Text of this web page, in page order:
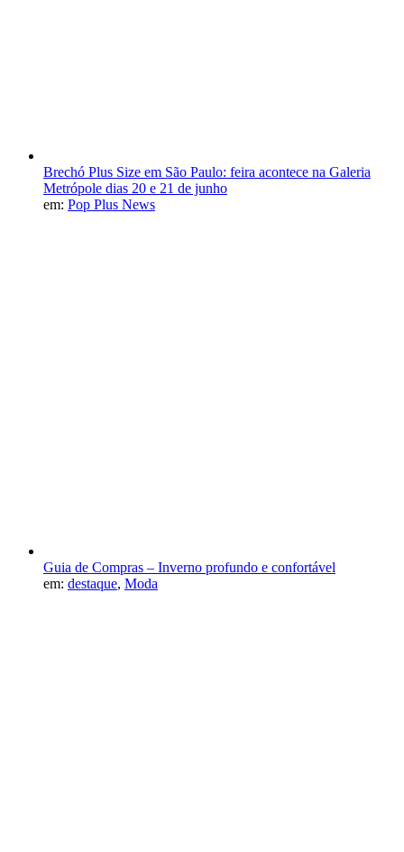
Brechó Plus Size em São Paulo: feira acontece na Galeria
Metrópole dias 20 e 21 de junho
em: Pop Plus News
Guia de Compras – Inverno profundo e confortável
em: destaque, Moda